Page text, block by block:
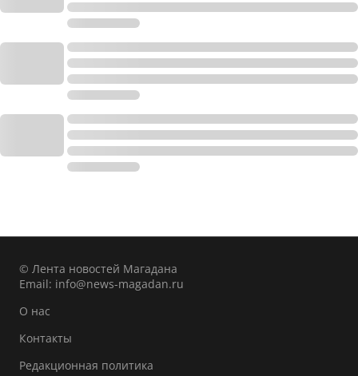
© Лента новостей Магадана
Email: info@news-magadan.ru
О нас
Контакты
Редакционная политика